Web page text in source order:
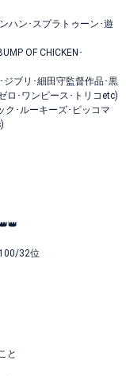
ン･スプラトゥーン･遊
OF CHICKEN･
ブリ･細田守監督作品･黒
ロ･ワンピース･トリコetc)
･ルーキーズ･ピッコマ
32位
と